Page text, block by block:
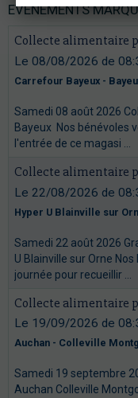
EVÉNEMENTS
Collecte alimentaire
Le 08/08/2026 de
Carrefour Bayeux -
Samedi 08 août 2026
Bayeux Nos bénévoles
l'entrée de ce magasi ...
Collecte alimentaire
Le 22/08/2026 de
Hyper U Blainville sur
Samedi 22 août 2026
U Blainville sur Orne
journée pour recueillir ...
Collecte alimentaire
Le 19/09/2026 de
Auchan - Colleville
Samedi 19 septembre
Auchan Colleville